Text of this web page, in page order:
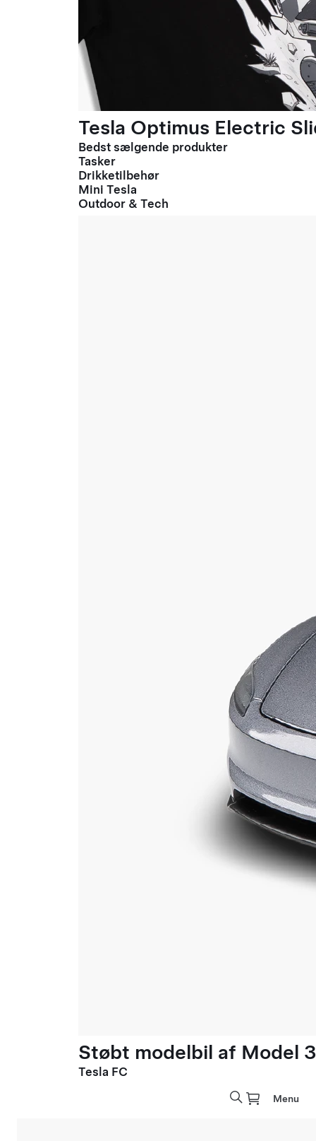
Tesla Optimus Electric
Bedst sælgende produkter
Tasker
Drikketilbehør
Mini Tesla
Outdoor & Tech
Støbt modelbil af Model
Tesla FC
Menu